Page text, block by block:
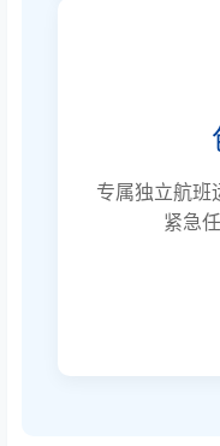
专属独立航班
紧急